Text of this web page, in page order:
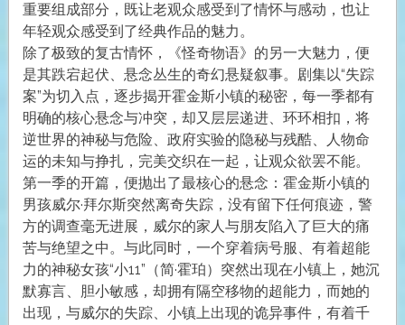
重要组成部分，既让老观众感受到了情怀与感动，也让
年轻观众感受到了经典作品的魅力。
除了极致的复古情怀，《怪奇物语》的另一大魅力，便
是其跌宕起伏、悬念丛生的奇幻悬疑叙事。剧集以“失踪
案”为切入点，逐步揭开霍金斯小镇的秘密，每一季都有
明确的核心悬念与冲突，却又层层递进、环环相扣，将
逆世界的神秘与危险、政府实验的隐秘与残酷、人物命
运的未知与挣扎，完美交织在一起，让观众欲罢不能。
第一季的开篇，便抛出了最核心的悬念：霍金斯小镇的
男孩威尔·拜尔斯突然离奇失踪，没有留下任何痕迹，警
方的调查毫无进展，威尔的家人与朋友陷入了巨大的痛
苦与绝望之中。与此同时，一个穿着病号服、有着超能
力的神秘女孩“小11”（简·霍珀）突然出现在小镇上，她沉
默寡言、胆小敏感，却拥有隔空移物的超能力，而她的
出现，与威尔的失踪、小镇上出现的诡异事件，有着千